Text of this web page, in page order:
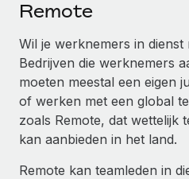
Remote
Wil je werknemers in dienst
Bedrijven die werknemers
moeten meestal een eigen
of werken met een global
zoals Remote, dat wettelijk
kan aanbieden in het land.
Remote kan teamleden in